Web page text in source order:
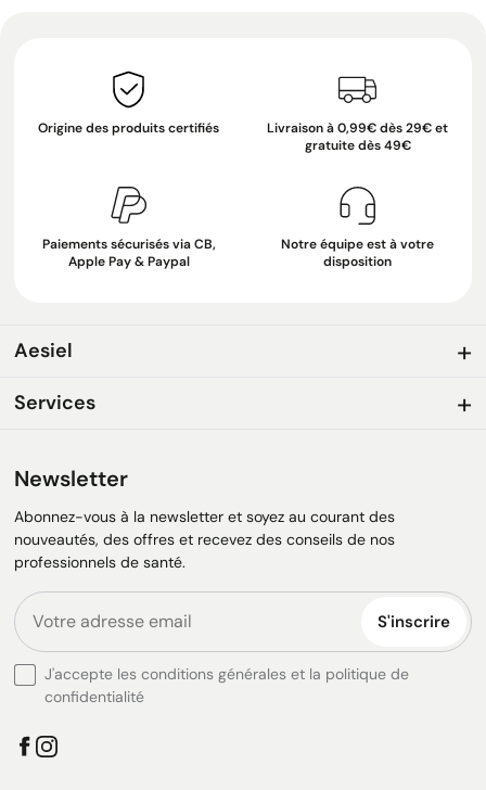
Origine des produits certifiés
Livraison à 0,99€ dès 29€ et
gratuite dès 49€
Paiements sécurisés via CB,
Apple Pay & Paypal
Notre équipe est à votre
disposition
Aesiel
Services
Newsletter
Abonnez-vous à la newsletter et soyez au courant des
nouveautés, des offres et recevez des conseils de nos
professionnels de santé.
S'inscrire
J'accepte les conditions générales et la politique de
confidentialité